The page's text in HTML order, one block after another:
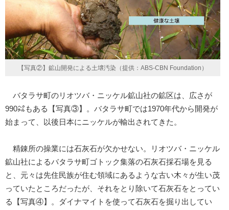
【写真②】鉱山開発による土壌汚染（提供：ABS-CBN Foundation）
バタラサ町のリオツバ・ニッケル鉱山社の鉱区は、広さが
990㌶もある【写真③】。バタラサ町では1970年代から開発が
始まって、以後日本にニッケルが輸出されてきた。
精錬所の操業には石灰石が欠かせない。リオツバ・ニッケル
鉱山社によるバタラサ町ゴトック集落の石灰石採石場を見る
と、元々は先住民族が住む領域にあるような古い木々が生い茂
っていたところだったが、それをとり除いて石灰石をとってい
る【写真④】。ダイナマイトを使って石灰石を掘り出してい